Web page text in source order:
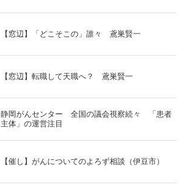
【窓辺】「どこそこの」誰々 鳶巣賢一
【窓辺】転職して天職へ？ 鳶巣賢一
静岡がんセンター 全国の議会視察続々 「患者
主体」の運営注目
【催し】がんについてのよろず相談（伊豆市）